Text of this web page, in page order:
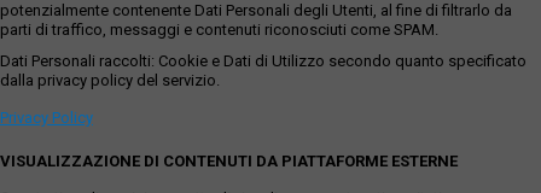
potenzialmente contenente Dati Personali degli Utenti, al fine di filtrarlo da
parti di traffico, messaggi e contenuti riconosciuti come SPAM.
Dati Personali raccolti: Cookie e Dati di Utilizzo secondo quanto specificato
dalla privacy policy del servizio.
Privacy Policy
VISUALIZZAZIONE DI CONTENUTI DA PIATTAFORME ESTERNE